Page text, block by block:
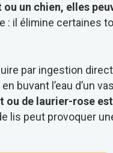
ou un chien, elles
: il élimine certaines
par ingestion
buvant l’eau d’un
ou de laurier-rose
lis peut provoquer